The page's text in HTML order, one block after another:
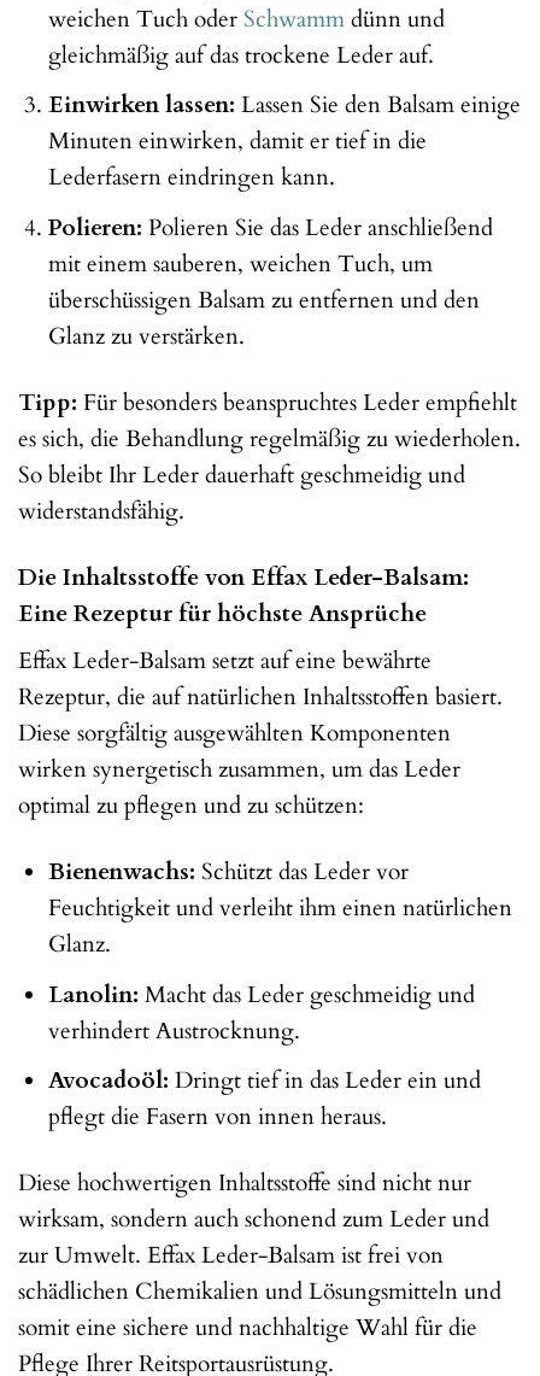
weichen Tuch oderSchwammdünn und
gleichmäßig auf das trockene Leder auf.
Einwirken lassen: Lassen Sie den Balsam einige
Minuten einwirken, damit er tief in die
Lederfasern eindringen kann.
Polieren: Polieren Sie das Leder anschließend
mit einem sauberen, weichen Tuch, um
überschüssigen Balsam zu entfernen und den
Glanz zu verstärken.
Tipp: Für besonders beanspruchtes Leder empfiehlt
es sich, die Behandlung regelmäßig zu wiederholen.
So bleibt Ihr Leder dauerhaft geschmeidig und
widerstandsfähig.
Die Inhaltsstoffe von Effax Leder-Balsam:
Eine Rezeptur für höchste Ansprüche
Effax Leder-Balsam setzt auf eine bewährte
Rezeptur, die auf natürlichen Inhaltsstoffen basiert.
Diese sorgfältig ausgewählten Komponenten
wirken synergetisch zusammen, um das Leder
optimal zu pflegen und zu schützen:
Bienenwachs: Schützt das Leder vor
Feuchtigkeit und verleiht ihm einen natürlichen
Glanz.
Lanolin: Macht das Leder geschmeidig und
verhindert Austrocknung.
Avocadoöl: Dringt tief in das Leder ein und
pflegt die Fasern von innen heraus.
Diese hochwertigen Inhaltsstoffe sind nicht nur
wirksam, sondern auch schonend zum Leder und
zur Umwelt. Effax Leder-Balsam ist frei von
schädlichen Chemikalien und Lösungsmitteln und
somit eine sichere und nachhaltige Wahl für die
Pflege Ihrer Reitsportausrüstung.